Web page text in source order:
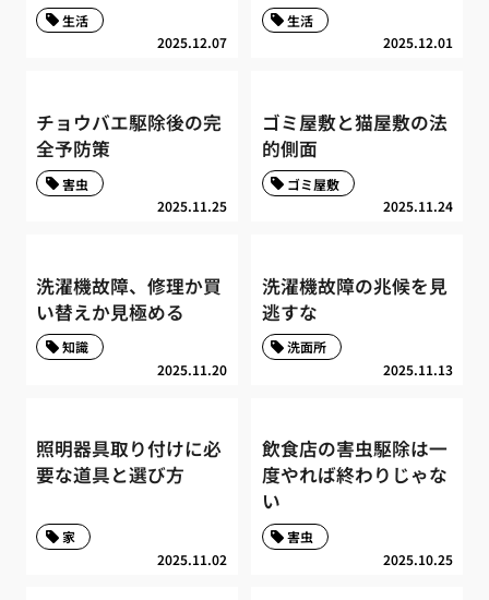
2025.12.07
生活
2025.12.01
生活
チョウバエ駆除後の完
全予防策
2025.11.25
害虫
ゴミ屋敷と猫屋敷の法
的側面
2025.11.24
ゴミ屋敷
洗濯機故障、修理か買
い替えか見極める
2025.11.20
知識
洗濯機故障の兆候を見
逃すな
2025.11.13
洗面所
照明器具取り付けに必
要な道具と選び方
2025.11.02
家
飲食店の害虫駆除は一
度やれば終わりじゃな
い
2025.10.25
害虫